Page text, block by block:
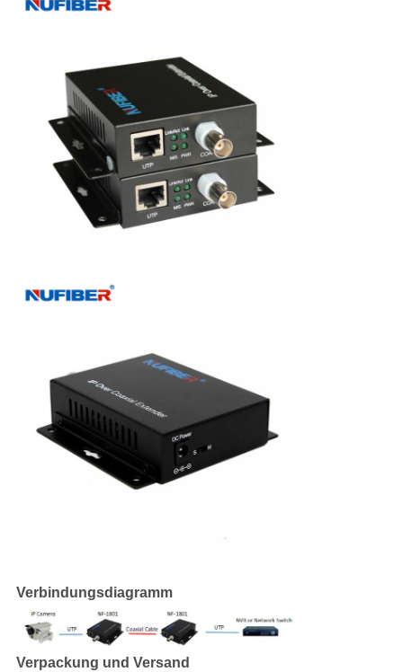
Verbindungsdiagramm
Verpackung und Versand